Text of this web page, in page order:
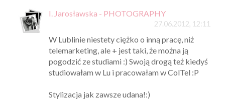
I. Jarosławska - PHOTOGRAPHY
27.06.2012, 12:11
W Lublinie niestety ciężko o inną pracę, niż
telemarketing, ale + jest taki, że można ją
pogodzić ze studiami :) Swoją drogą też kiedyś
studiowałam w Lu i pracowałam w ColTel :P
Stylizacja jak zawsze udana!:)